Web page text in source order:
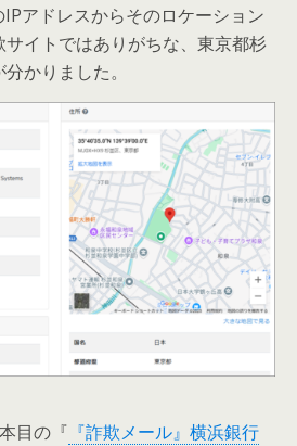
IPアドレスからそのロケーション
イトではありがちな、東京都杉
かりました。
目の『 『詐欺メール』横浜銀行